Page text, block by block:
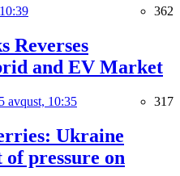
362
Reverses
and EV Market
avqust, 10:35 317
Ukraine
of pressure on